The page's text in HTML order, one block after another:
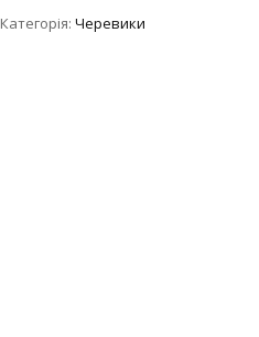
Категорія: Черевики